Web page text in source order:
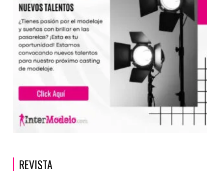
REVISTA